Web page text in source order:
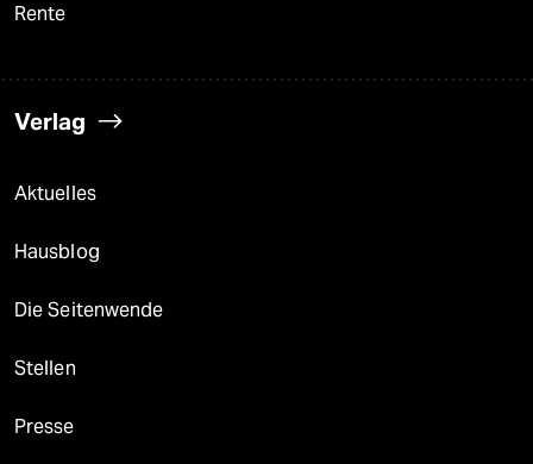
Rente
Verlag
Aktuelles
Hausblog
Die Seitenwende
Stellen
Presse